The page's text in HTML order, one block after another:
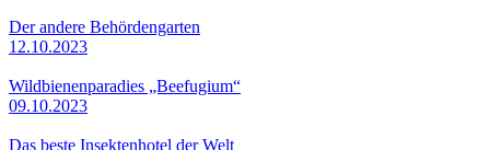
Der andere Behördengarten
12.10.2023
Wildbienenparadies „Beefugium“
09.10.2023
Das beste Insektenhotel der Welt